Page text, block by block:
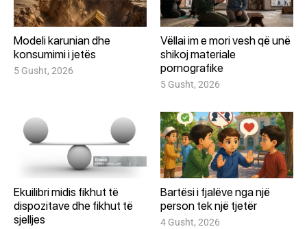
Modeli karunian dhe
konsumimi i jetës
5 Gusht, 2026
Vëllai im e mori vesh që unë
shikoj materiale
pornografike
5 Gusht, 2026
Ekuilibri midis fikhut të
dispozitave dhe fikhut të
sjelljes
Bartësi i fjalëve nga një
person tek një tjetër
4 Gusht, 2026